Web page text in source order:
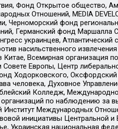
Фонд Открытое общество,
Отношений, MEDIA
Черноморский фонд
Германский фонд Маршалла
украинцев, Атлантический
насильственного
Всемирная организация
Европы, Центр
Ходорковского,
Духовное
Колледж,
организаций по наблюдению за
Институт Международных
инициативы Центральной
Украинская национальная